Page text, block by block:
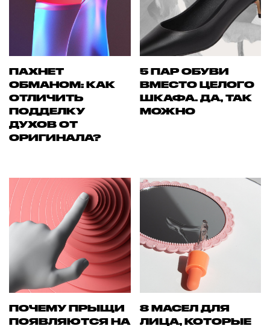
ПАХНЕТ
ОБМАНОМ: КАК
ОТЛИЧИТЬ
ПОДДЕЛКУ
ДУХОВ ОТ
ОРИГИНАЛА?
5 ПАР ОБУВИ
ВМЕСТО ЦЕЛОГО
ШКАФА. ДА, ТАК
МОЖНО
ПОЧЕМУ ПРЫЩИ
ПОЯВЛЯЮТСЯ НА
8 МАСЕЛ ДЛЯ
ЛИЦА, КОТОРЫЕ